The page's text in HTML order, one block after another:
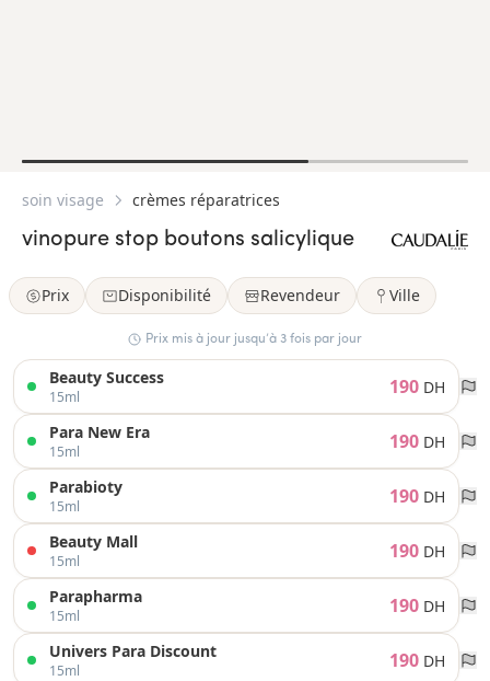
soin visage crèmes réparatrices
vinopure stop boutons salicylique
Prix Disponibilité Revendeur Ville
Prix mis à jour jusqu’à 3 fois par jour
Beauty Success
15ml 190 DH
Para New Era
15ml 190 DH
Parabioty
15ml 190 DH
Beauty Mall
15ml 190 DH
Parapharma
15ml 190 DH
Univers Para Discount
15ml 190 DH